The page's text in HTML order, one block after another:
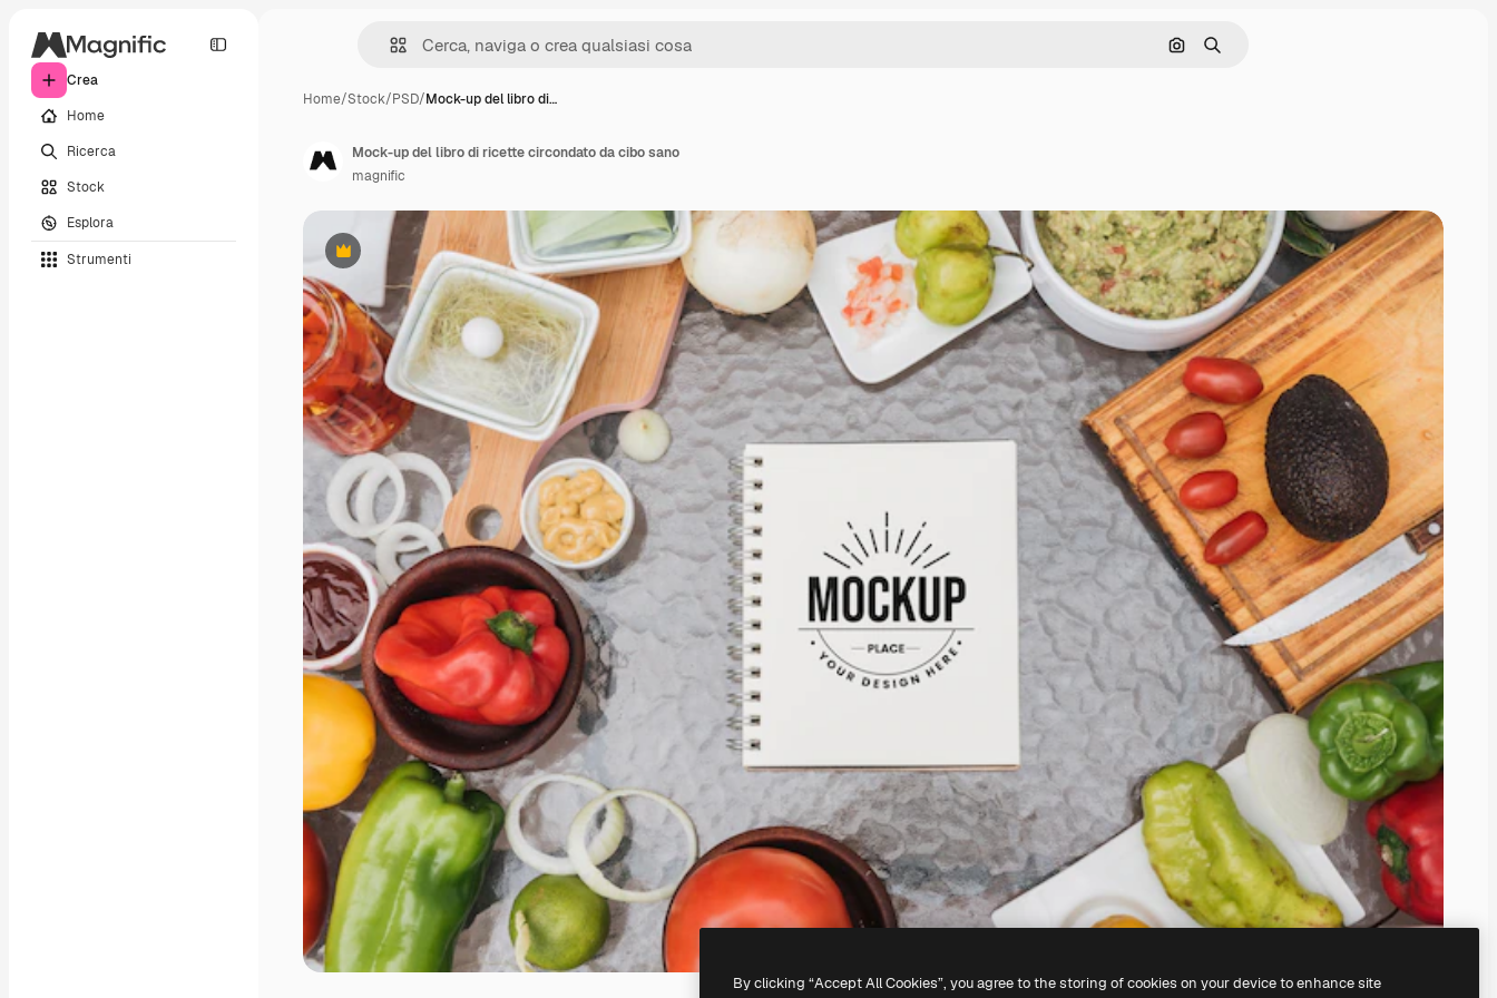
Crea
Home
Ricerca
Stock
Esplora
Strumenti
Cerca per immagine
Ricerca
Home/Stock/PSD/Mock-up del libro di…
Premium
Mock-up del libro di ricette circondato da cibo sano
magnific
By clicking “Accept All Cookies”, you agree to the storing of cookies on your device to enhance site